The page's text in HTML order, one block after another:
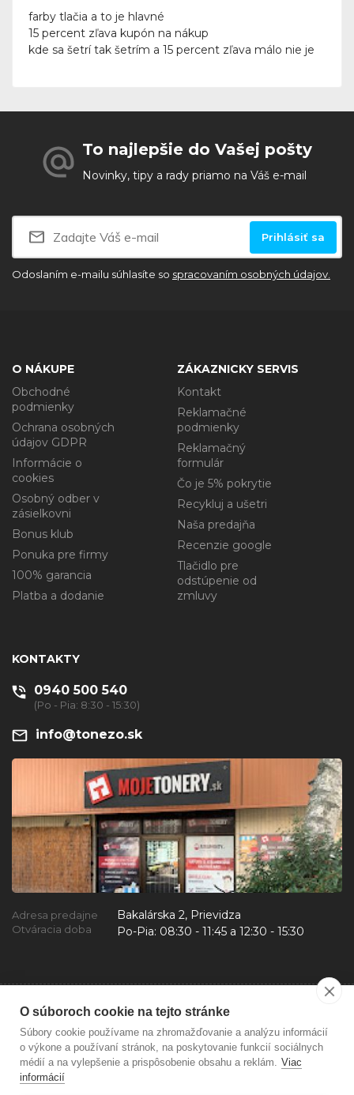
O súboroch cookie na tejto stránke
Súbory cookie používame na zhromažďovanie a analýzu informácií
o výkone a používaní stránok, na poskytovanie funkcií sociálnych
médií a na vylepšenie a prispôsobenie obsahu a reklám. Viac
informácií
farby tlačia a to je hlavné
15 percent zľava kupón na nákup
kde sa šetrí tak šetrím a 15 percent zľava málo nie je
To najlepšie do Vašej pošty
Novinky, tipy a rady priamo na Váš e-mail
Prihlásiť sa
Odoslaním e-mailu súhlasíte so spracovaním osobných údajov.
O NÁKUPE
Obchodné
podmienky
Ochrana osobných
údajov GDPR
Informácie o
cookies
Osobný odber v
zásielkovni
Bonus klub
Ponuka pre firmy
100% garancia
Platba a dodanie
ZÁKAZNICKY SERVIS
Kontakt
Reklamačné
podmienky
Reklamačný
formulár
Čo je 5% pokrytie
Recykluj a ušetri
Naša predajňa
Recenzie google
Tlačidlo pre
odstúpenie od
zmluvy
KONTAKTY
0940 500 540
(Po - Pia: 8:30 - 15:30)
info@tonezo.sk
Adresa predajne Bakalárska 2, Prievidza
Otváracia doba Po-Pia: 08:30 - 11:45 a 12:30 - 15:30